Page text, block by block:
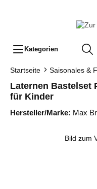
Kategorien
Startseite Saisonales &
Laternen Bastelset
für Kinder
Hersteller/Marke: Max
Bild zum